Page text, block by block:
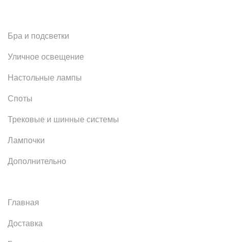
Бра и подсветки
Уличное освещение
Настольные лампы
Споты
Трековые и шинные системы
Лампочки
Дополнительно
Главная
Доставка